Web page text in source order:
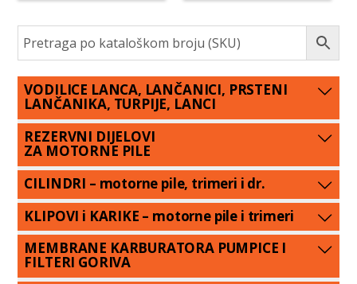
VODILICE LANCA, LANČANICI, PRSTENI
LANČANIKA, TURPIJE, LANCI
REZERVNI DIJELOVI
ZA MOTORNE PILE
CILINDRI – motorne pile, trimeri i dr.
KLIPOVI i KARIKE – motorne pile i trimeri
MEMBRANE KARBURATORA PUMPICE I
FILTERI GORIVA